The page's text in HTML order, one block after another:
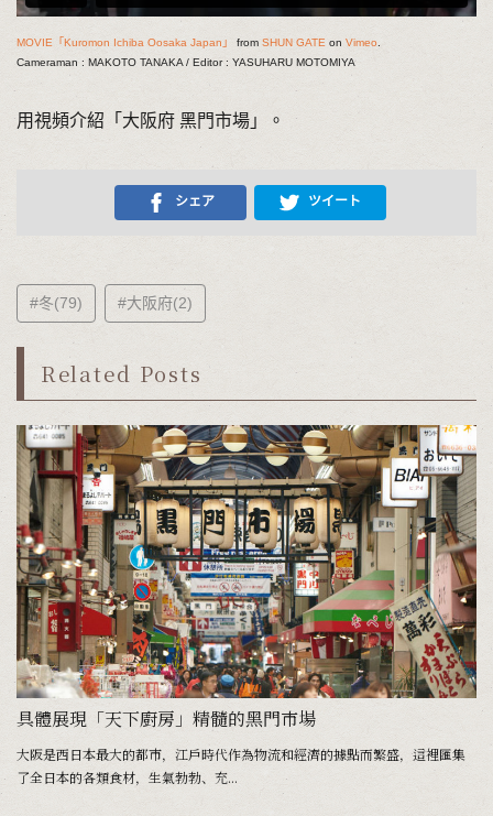
MOVIE「Kuromon Ichiba Oosaka Japan」 from SHUN GATEon Vimeo.
Cameraman : MAKOTO TANAKA / Editor : YASUHARU MOTOMIYA
用視頻介紹「大阪府 黑門市場」。
シェア ツイート
#冬(79) #大阪府(2)
Related Posts
具體展現「天下廚房」精髓的黑門市場
大阪是西日本最大的都市，江戶時代作為物流和經濟的據點而繁盛，這裡匯集
了全日本的各類食材，生氣勃勃、充...